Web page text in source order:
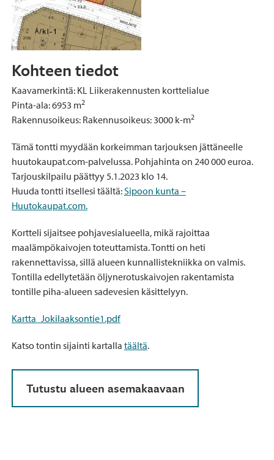
Kohteen tiedot
Kaavamerkintä: KL Liikerakennusten korttelialue
Pinta-ala: 6953 m2
Rakennusoikeus: Rakennusoikeus: 3000 k-m2
Tämä tontti myydään korkeimman tarjouksen jättäneelle
huutokaupat.com-palvelussa. Pohjahinta on 240 000 euroa.
Tarjouskilpailu päättyy 5.1.2023 klo 14.
Huuda tontti itsellesi täältä: Sipoon kunta –
Huutokaupat.com.
Kortteli sijaitsee pohjavesialueella, mikä rajoittaa
maalämpökaivojen toteuttamista. Tontti on heti
rakennettavissa, sillä alueen kunnallistekniikka on valmis.
Tontilla edellytetään öljynerotuskaivojen rakentamista
tontille piha-alueen sadevesien käsittelyyn.
Kartta_Jokilaaksontie1.pdf
Katso tontin sijainti kartalla täältä.
Tutustu alueen asemakaavaan